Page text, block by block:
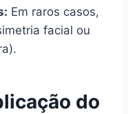
Em raros casos,
facial ou
do